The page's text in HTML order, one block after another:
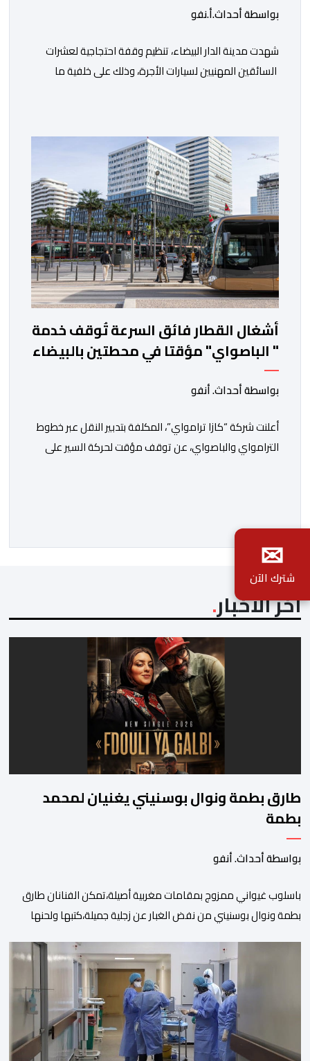
بواسطة أحداث.أ.نفو
شهدت مدينة الدار البيضاء، تنظيم وقفة احتجاجية لعشرات
السائقين المهنيين لسيارات الأجرة، وذلك على خلفية ما
التعبير عن قلقهم حيال تداعيات تطبيقات النقل، وأسعار
المحروقات على استقراهم المهني في ظل غلاء المعيشة،
وتراكم الديون، والالتزامات الأسرية، وإكراهات العمل، ما […]
أشغال القطار فائق السرعة تُوقف خدمة
" الباصواي" مؤقتا في محطتين بالبيضاء
بواسطة أحداث. أنفو
أعلنت شركة “كازا ترامواي”، المكلفة بتدبير النقل عبر خطوط
الترامواي والباصواي، عن توقف مؤقت لحركة السير على
المؤقت يأتي في إطار الأشغال الخاصة بتهيئة مشروع الخط
الكبيير للقطار فائق […]
آخر الأخبار
طارق بطمة ونوال بوسنيني يغنيان لمحمد
بطمة
بواسطة أحداث. أنفو
باسلوب غيواني ممزوج بمقامات مغربية أصيلة،تمكن الفنانان طارق
بطمة ونوال بوسنيني من نفض الغبار عن زجلية جميلة،كتبها ولحنها
بعنوان ” فضولي ياقلبي” ،قام بتوزيعها اسامة باهي،باسلوب سلس
وبسيط، متحكما في الجمل الموسيقية والانتقالات الجميلة..استطاع
الفنانان طارق بطمة ونوال بوسنيني أن يعطيا روحا فريدة لهذه
الاغنية,بفضل أدا […]
✉
شترك الآن